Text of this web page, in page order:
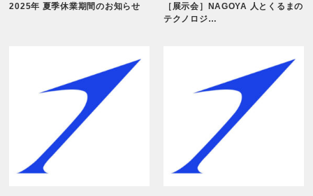
2025年 夏季休業期間のお知らせ
［展示会］NAGOYA 人とくるまの
テクノロジ…